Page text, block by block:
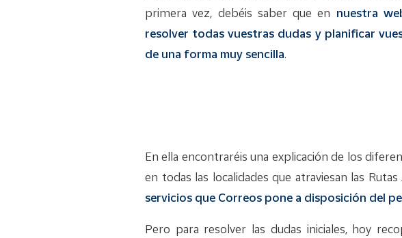
primera vez, debéis saber que en nuestra
resolver todas vuestras dudas y planificar
de una forma muy sencilla.
En ella encontraréis una explicación de los
en todas las localidades que atraviesan las
servicios que Correos pone a disposición del
Pero para resolver las dudas iniciales, hoy